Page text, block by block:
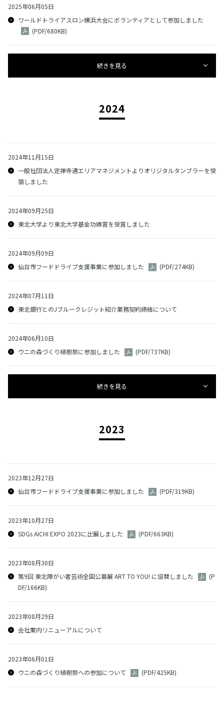
2025年06月05日
ワールドトライアスロン横浜大会にボランティアとして参加しました
(PDF/680KB)
続きを見る
2024
2024年11月15日
一般社団法人定禅寺通エリアマネジメントよりオリジタルタンブラーを受
領しました
2024年09月25日
東北大学より東北大学基金功績賞を受賞しました
2024年09月09日
仙台市フードドライブ支援事業に参加しました
(PDF/274KB)
2024年07月11日
東北銀行とのJブルークレジット紹介業務契約締結について
2024年06月10日
ウニの森づくり植樹祭に参加しました
(PDF/737KB)
続きを見る
2023
2023年12月27日
仙台市フードドライブ支援事業に参加しました
(PDF/319KB)
2023年10月27日
SDGs AICHI EXPO 2023に出展しました
(PDF/663KB)
2023年08月30日
第9回 東北障がい者芸術全国公募展 ART TO YOU! に協賛しました
(P
DF/166KB)
2023年08月29日
会社案内リニューアルについて
2023年06月01日
ウニの森づくり植樹祭への参加について
(PDF/425KB)